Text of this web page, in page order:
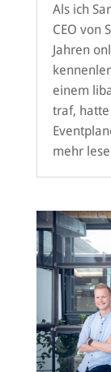
Als ich
CEO von
Jahren
einem
traf, hatte
mehr